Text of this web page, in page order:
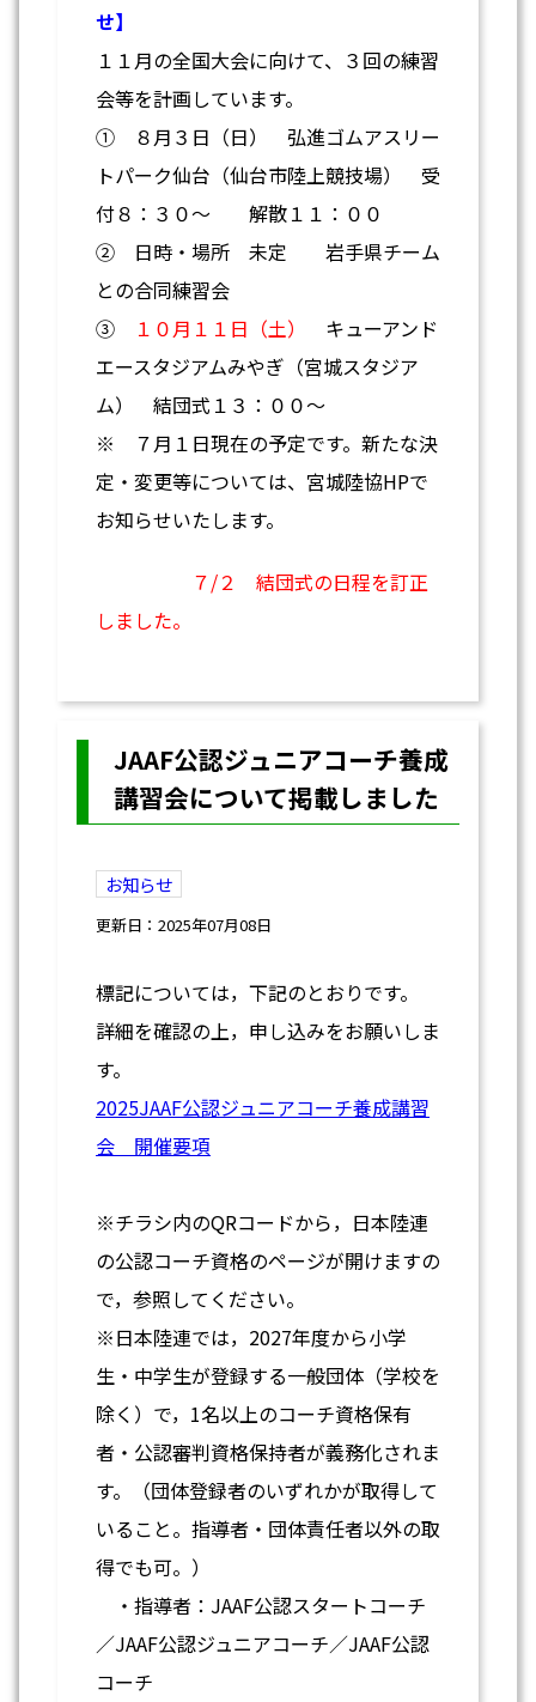
せ】
１１月の全国大会に向けて、３回の練習
会等を計画しています。
① ８月３日（日） 弘進ゴムアスリー
トパーク仙台（仙台市陸上競技場） 受
付８：３０～ 解散１１：００
② 日時・場所 未定 岩手県チーム
との合同練習会
③
１０月１１日（土） キューアンド
エースタジアムみやぎ（宮城スタジア
ム） 結団式１３：００～
※ ７月１日現在の予定です。新たな決
定・変更等については、宮城陸協HPで
お知らせいたします。
７/２ 結団式の日程を訂正
しました。
JAAF公認ジュニアコーチ養成
講習会について掲載しました
お知らせ
更新日：2025年07月08日
標記については，下記のとおりです。
詳細を確認の上，申し込みをお願いしま
す。
2025JAAF公認ジュニアコーチ養成講習
会 開催要項
※チラシ内のQRコードから，日本陸連
の公認コーチ資格のページが開けますの
で，参照してください。
※日本陸連では，2027年度から小学
生・中学生が登録する一般団体（学校を
除く）で，1名以上のコーチ資格保有
者・公認審判資格保持者が義務化されま
す。（団体登録者のいずれかが取得して
いること。指導者・団体責任者以外の取
得でも可。）
・指導者：JAAF公認スタートコーチ
／JAAF公認ジュニアコーチ／JAAF公認
コーチ